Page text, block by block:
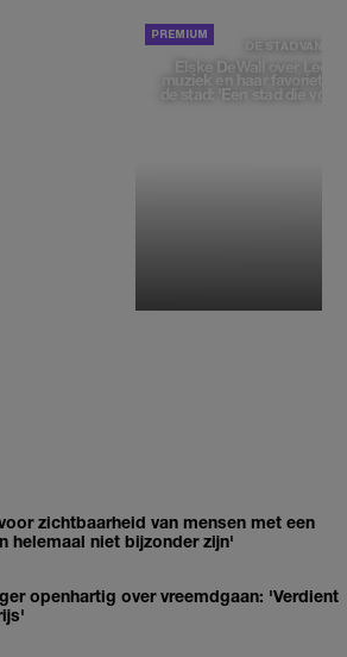
DE STAD VAN
Elske DeWall over
muziek en haar favoriete
de stad: 'Een stad die
zichtbaarheid van mensen met een
helemaal niet bijzonder zijn'
openhartig over vreemdgaan: 'Verdient